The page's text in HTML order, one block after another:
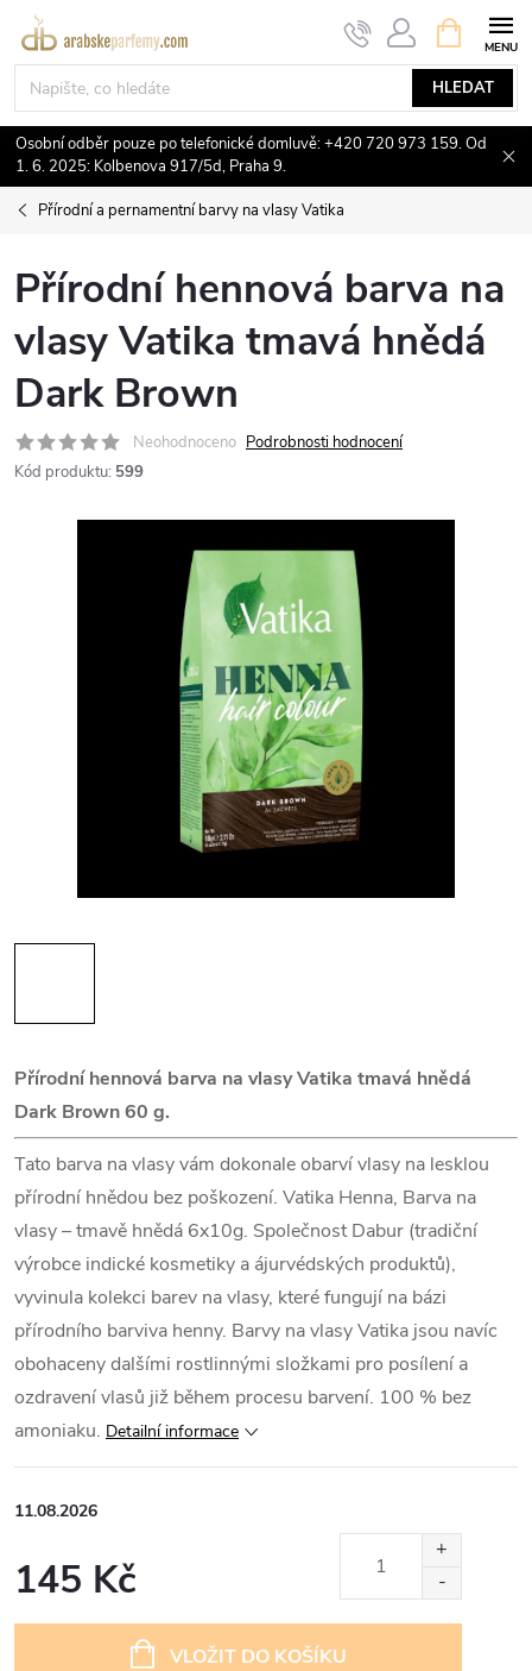
Přejít
obsah
HLEDAT
NÁKUPNÍ
KOŠÍK
Osobní odběr pouze po telefonické domluvě: +420 720 973 159. Od
1. 6. 2025: Kolbenova 917/5d, Praha 9.
Přírodní a pernamentní barvy na vlasy Vatika
Přírodní hennová barva na
vlasy Vatika tmavá hnědá
Dark Brown
Neohodnoceno Podrobnosti hodnocení
Kód produktu: 599
Přírodní hennová barva na vlasy Vatika tmavá hnědá
Dark Brown 60 g.
Tato barva na vlasy vám dokonale obarví vlasy na lesklou
přírodní hnědou bez poškození. Vatika Henna, Barva na
vlasy – tmavě hnědá 6x10g. Společnost Dabur (tradiční
výrobce indické kosmetiky a ájurvédských produktů),
vyvinula kolekci barev na vlasy, které fungují na bázi
přírodního barviva henny. Barvy na vlasy Vatika jsou navíc
obohaceny dalšími rostlinnými složkami pro posílení a
ozdravení vlasů již během procesu barvení. 100 % bez
amoniaku. Detailní informace
11.08.2026
145 Kč
VLOŽIT DO KOŠÍKU